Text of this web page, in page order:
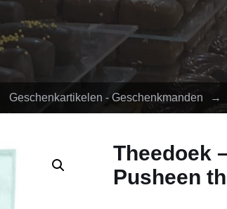
Geschenkartikelen - Geschenkmanden →
Theedoek
Pusheen